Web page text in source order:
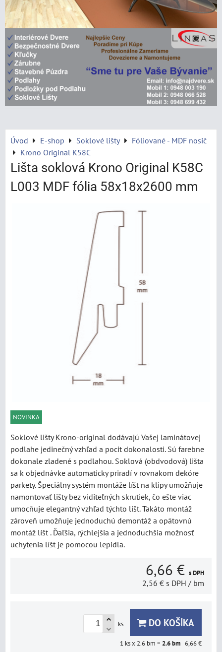
Úvod E-shop Soklové lišty
Fóliované - MDF nosič
Krono Original K58C
Lišta soklová Krono Original K58C
L003 MDF fólia 58x18x2600 mm
NOVINKA
Soklové lišty Krono-original dodávajú Vašej laminátovej
podlahe jedinečný vzhľad a pocit dokonalosti. Sú farebne
dokonale zladené s podlahou. Soklová (obdvodová) lišta
sa k objednávke automaticky priradí v rovnakom dekóre
parkety. Špeciálny systém montáže líšt na klipy umožňuje
namontovať lišty bez viditeľných skrutiek, čo ešte viac
umocňuje elegantný vzhľad týchto líšt. Takáto montáž
zároveň umožňuje jednoduchú demontáž a opätovnú
montáž líšt . Ďaľšia, rýchlejšia a jednoduchšia možnosť
uchytenia líšt je pomocou lepidla.
6,66 € s DPH
2,56 € s DPH / bm
ks DO KOŠÍKA
1 ks x 2.6 bm = 2.6bm 6,66 €